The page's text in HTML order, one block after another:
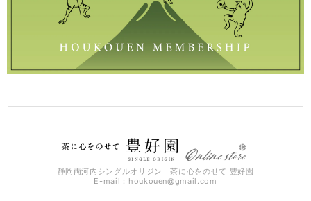
静岡両河内シングルオリジン 茶に心をのせて 豊好園
E-mail： houkouen@gmail.com